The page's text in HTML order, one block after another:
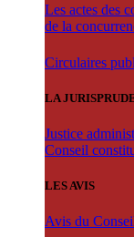
Les actes des
de la
Circulaires
LA
Justice
Conseil
LES AVIS
Avis du